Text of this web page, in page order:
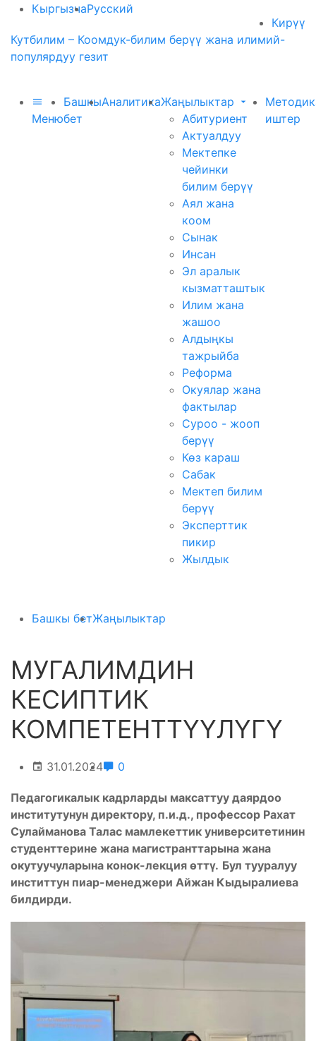
КыргызчаРусский
Кирүү
Кутбилим – Коомдук-билим берүү жана илимий-
популярдуу гезит
Меню
Башкы
бет
АналитикаЖаңылыктар
Абитуриент
Актуалдуу
Мектепке
чейинки
билим берүү
Аял жана
коом
Сынак
Инсан
Эл аралык
кызматташтык
Илим жана
жашоо
Алдыңкы
тажрыйба
Реформа
Окуялар жана
фактылар
Суроо - жооп
берүү
Көз караш
Сабак
Мектеп билим
берүү
Эксперттик
пикир
Жылдык
иштер
Башкы бетЖаңылыктар
МУГАЛИМДИН
КЕСИПТИК
КОМПЕТЕНТТҮҮЛҮГҮ
31.01.2024 0
Педагогикалык кадрларды максаттуу даярдоо
институтунун директору, п.и.д., профессор Рахат
Сулайманова Талас мамлекеттик университетинин
студенттерине жана магистранттарына жана
окутуучуларына конок-лекция өттү. Бул тууралуу
инститтун пиар-менеджери Айжан Кыдыралиева
билдирди.